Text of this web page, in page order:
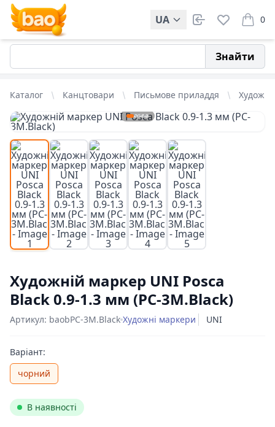
UA 0
items
Знайти
Каталог Канцтовари Письмове приладдя
Художній маркер UNI Posca
Black 0.9-1.3 мм (PC-3M.Black)
Артикул: baobPC-3M.Black Художні маркери UNI
Варіант:
чорний
В наявності